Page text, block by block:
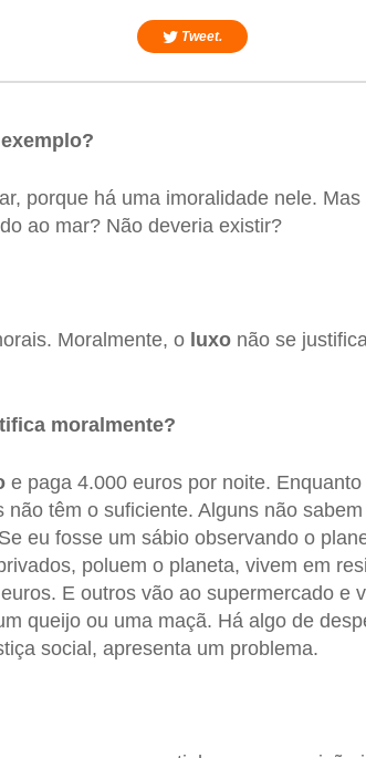
Tweet.
porque há uma imoralidade nele.
ao mar? Não deveria existir?
Moralmente, o luxonão se
moralmente?
e paga 4.000 euros por noite.
têm o suficiente. Alguns não
eu fosse um sábio observando o
poluem o planeta, vivem em
E outros vão ao supermercado e
queijo ou uma maçã. Há algo de
social, apresenta um problema.